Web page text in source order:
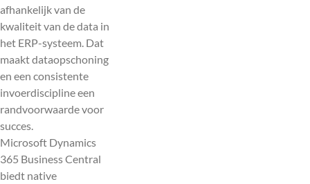
afhankelijk van de
kwaliteit van de data in
het ERP-systeem. Dat
maakt dataopschoning
en een consistente
invoerdiscipline een
randvoorwaarde voor
succes.
Microsoft Dynamics
365 Business Central
biedt native